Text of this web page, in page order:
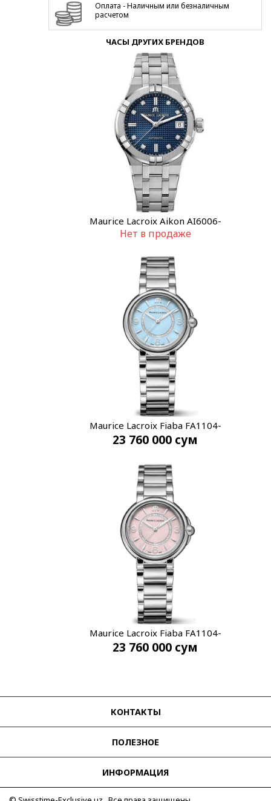
Оплата - Наличным или безналичным
расчетом
ЧАСЫ ДРУГИХ БРЕНДОВ
Maurice Lacroix Aikon AI6006-
SS002-450-1
Нет в продаже
Maurice Lacroix Fiaba FA1104-
SS002-E20-1
23 760 000 сум
Maurice Lacroix Fiaba FA1104-
SS002-F20-1
23 760 000 сум
КОНТАКТЫ
ПОЛЕЗНОЕ
ИНФОРМАЦИЯ